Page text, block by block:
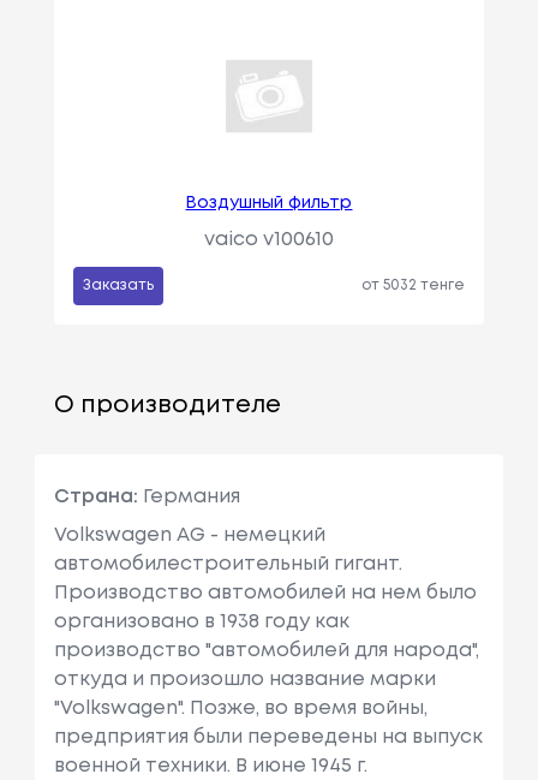
Воздушный фильтр
vaico v100610
Заказать от 5032 тенге
О производителе
Страна: Германия
Volkswagen AG - немецкий
автомобилестроительный гигант.
Производство автомобилей на нем было
организовано в 1938 году как
производство "автомобилей для народа",
откуда и произошло название марки
"Volkswagen". Позже, во время войны,
предприятия были переведены на выпуск
военной техники. В июне 1945 г.